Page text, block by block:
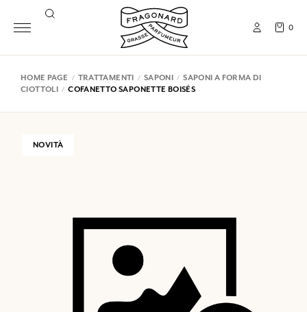
0
HOME PAGE TRATTAMENTI SAPONI
SAPONI A FORMA DI
CIOTTOLI
COFANETTO SAPONETTE BOISÉS
NOVITÀ